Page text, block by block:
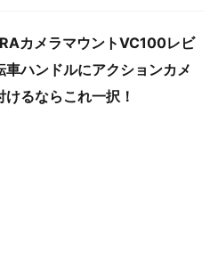
カメラマウントVC100レビ
車ハンドルにアクションカメ
けるならこれ一択！